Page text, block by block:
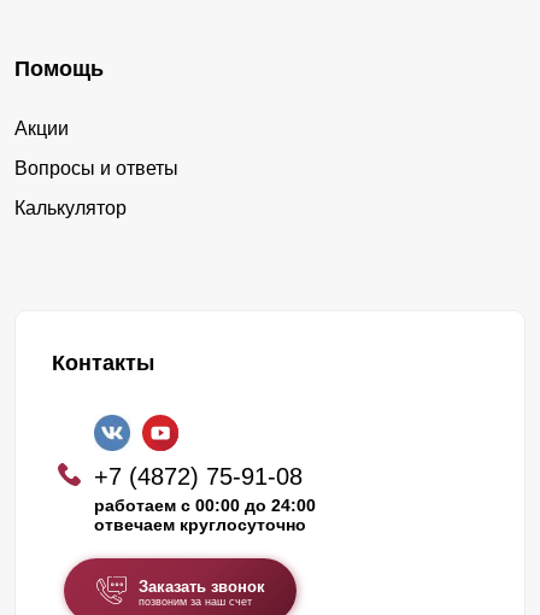
Помощь
Акции
Вопросы и ответы
Калькулятор
Контакты
+7 (4872) 75-91-08
работаем с 00:00 до 24:00
отвечаем круглосуточно
Заказать звонок
позвоним за наш счет